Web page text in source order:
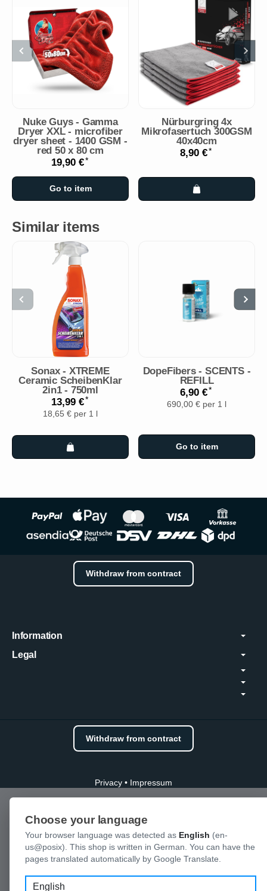
Nuke Guys - Gamma
Dryer XXL - microfiber
dryer sheet - 1400 GSM -
red 50 x 80 cm
19,90 €*
Go to item
Nürburgring 4x
Mikrofasertuch 300GSM
40x40cm
8,90 €*
Similar items
Sonax - XTREME
Ceramic ScheibenKlar
2in1 - 750ml
13,99 €*
18,65 € per 1 l
DopeFibers - SCENTS -
REFILL
6,90 €*
690,00 € per 1 l
Go to item
Withdraw from contract
Information
Legal
Withdraw from contract
Privacy • Impressum
Choose your language
Your browser language was detected as English (en-
us@posix). This shop is written in German. You can have the
pages translated automatically by Google Translate.
Language